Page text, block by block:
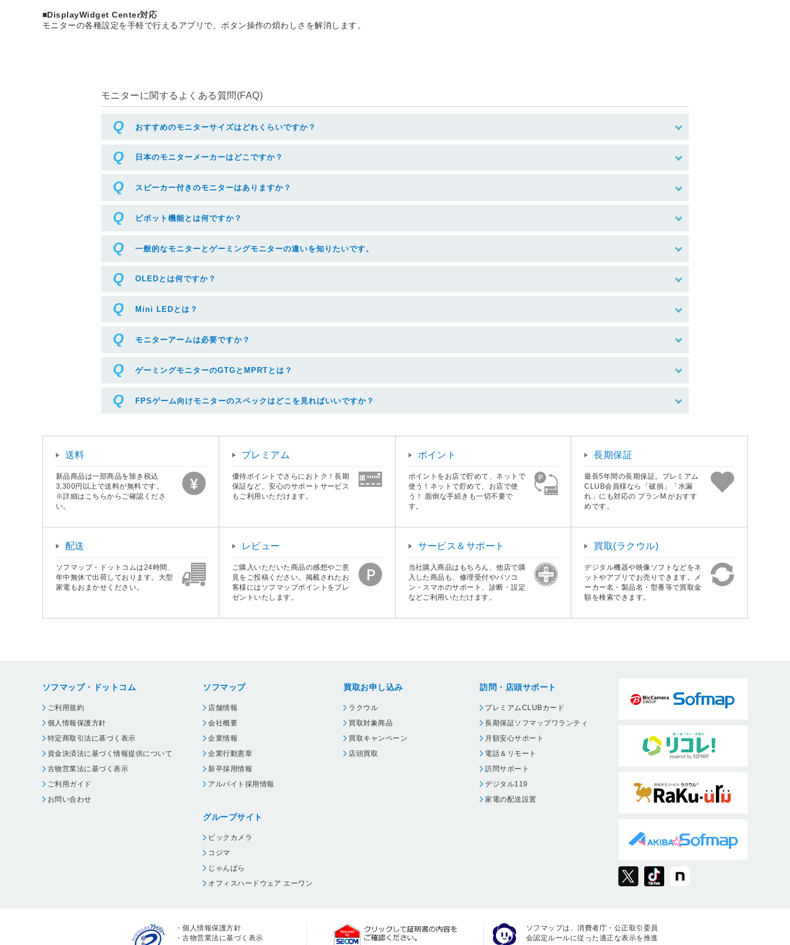
■DisplayWidget Center対応
モニターの各種設定を手軽で行えるアプリで、ボタン操作の煩わしさを解消します。
モニターに関するよくある質問(FAQ)
おすすめのモニターサイズはどれくらいですか？
日本のモニターメーカーはどこですか？
スピーカー付きのモニターはありますか？
ピボット機能とは何ですか？
一般的なモニターとゲーミングモニターの違いを知りたいです。
OLEDとは何ですか？
Mini LEDとは？
モニターアームは必要ですか？
ゲーミングモニターのGTGとMPRTとは？
FPSゲーム向けモニターのスペックはどこを見ればいいですか？
送料
新品商品は一部商品を除き税込
3,300円以上で送料が無料です。
※詳細はこちらからご確認くださ
い。
プレミアム
優待ポイントでさらにおトク！長期
保証など、安心のサポートサービス
もご利用いただけます。
ポイント
ポイントをお店で貯めて、ネットで
使う！ネットで貯めて、お店で使
う！ 面倒な手続きも一切不要で
す。
長期保証
最長5年間の長期保証。プレミアム
CLUB会員様なら「破損」「水漏
れ」にも対応の プランM がおすす
めです。
配送
ソフマップ・ドットコムは24時間、
年中無休で出荷しております。大型
家電もおまかせください。
レビュー
ご購入いただいた商品の感想やご意
見をご投稿ください。掲載されたお
客様にはソフマップポイントをプレ
ゼントいたします。
サービス＆サポート
当社購入商品はもちろん、他店で購
入した商品も、修理受付やパソコ
ン・スマホのサポート、診断・設定
などご利用いただけます。
買取(ラクウル)
デジタル機器や映像ソフトなどをネ
ットやアプリでお売りできます。メ
ーカー名・製品名・型番等で買取金
額を検索できます。
ソフマップ・ドットコム
ご利用規約
個人情報保護方針
特定商取引法に基づく表示
資金決済法に基づく情報提供について
古物営業法に基づく表示
ご利用ガイド
お問い合わせ
ソフマップ
店舗情報
会社概要
企業情報
企業行動憲章
新卒採用情報
アルバイト採用情報
グループサイト
ビックカメラ
コジマ
じゃんぱら
オフィスハードウェア エーワン
買取お申し込み
ラクウル
買取対象商品
買取キャンペーン
店頭買取
訪問・店頭サポート
プレミアムCLUBカード
長期保証ソフマップワランティ
月額安心サポート
電話＆リモート
訪問サポート
デジタル119
家電の配送設置
・個人情報保護方針
・古物営業法に基づく表示
ソフマップは、消費者庁・公正取引委員
会認定ルールに従った適正な表示を推進